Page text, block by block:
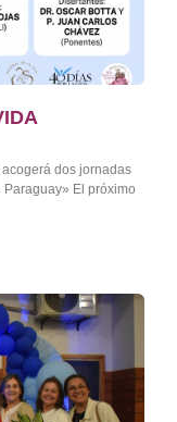
dos jornadas
El próximo